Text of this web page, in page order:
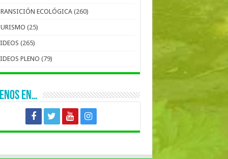
ECOLÓGICA (260)
(25)
(265)
PLENO (79)
EN…